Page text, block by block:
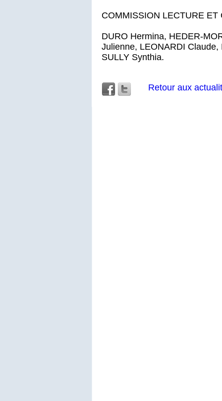
COMMISSION LECTURE ET
DURO Hermina, HEDER-
Julienne, LEONARDI
SULLY Synthia.
Retour aux